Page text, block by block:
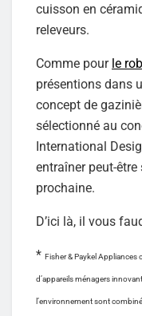
cuisson en
releveurs.
Comme pour le
présentions dans
concept de
sélectionné au
International
entraîner peut-
prochaine.
D’ici là, il vous
* Fisher & Paykel
d’appareils ménagers
l’environnement sont